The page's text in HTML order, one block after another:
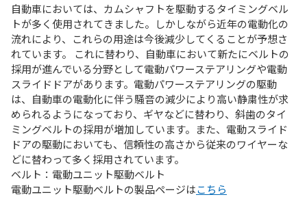
自動車においては、カムシャフトを駆動するタイミングベル
トが多く使用されてきました。しかしながら近年の電動化の
流れにより、これらの用途は今後減少してくることが予想さ
れています。 これに替わり、自動車において新たにベルトの
採用が進んでいる分野として電動パワーステアリングや電動
スライドドアがあります。電動パワーステアリングの駆動
は、自動車の電動化に伴う騒音の減少により高い静粛性が求
められるようになっており、ギヤなどに替わり、斜歯のタイ
ミングベルトの採用が増加しています。また、電動スライド
ドアの駆動においても、信頼性の高さから従来のワイヤーな
どに替わって多く採用されています。
ベルト：電動ユニット駆動ベルト
電動ユニット駆動ベルトの製品ページはこちら